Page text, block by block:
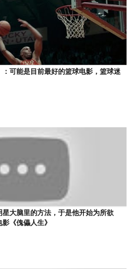
：可能是目前最好的篮球电影，篮球迷
星大脑里的方法，于是他开始为所欲
《傀儡人生》